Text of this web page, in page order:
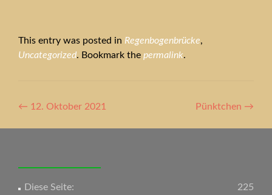
This entry was posted in Regenbogenbrücke,
Uncategorized. Bookmark the permalink.
Artikel-
Navigation
← 12. Oktober 2021 Pünktchen →
225
Diese Seite: